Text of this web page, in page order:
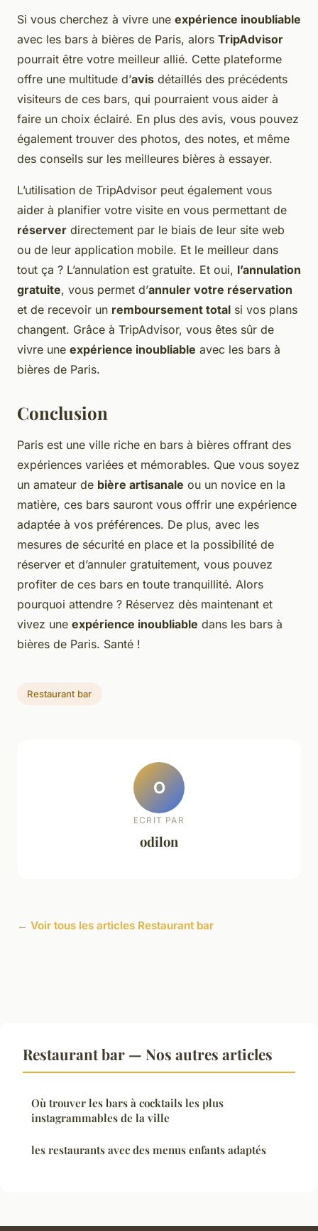
Si vous cherchez à vivre une expérience inoubliable
avec les bars à bières de Paris, alors TripAdvisor
pourrait être votre meilleur allié. Cette plateforme
offre une multitude d’avis détaillés des précédents
visiteurs de ces bars, qui pourraient vous aider à
faire un choix éclairé. En plus des avis, vous pouvez
également trouver des photos, des notes, et même
des conseils sur les meilleures bières à essayer.
L’utilisation de TripAdvisor peut également vous
aider à planifier votre visite en vous permettant de
réserver directement par le biais de leur site web
ou de leur application mobile. Et le meilleur dans
tout ça ? L’annulation est gratuite. Et oui, l’annulation
gratuite, vous permet d’annuler votre réservation
et de recevoir un remboursement total si vos plans
changent. Grâce à TripAdvisor, vous êtes sûr de
vivre une expérience inoubliable avec les bars à
bières de Paris.
Conclusion
Paris est une ville riche en bars à bières offrant des
expériences variées et mémorables. Que vous soyez
un amateur de bière artisanale ou un novice en la
matière, ces bars sauront vous offrir une expérience
adaptée à vos préférences. De plus, avec les
mesures de sécurité en place et la possibilité de
réserver et d’annuler gratuitement, vous pouvez
profiter de ces bars en toute tranquillité. Alors
pourquoi attendre ? Réservez dès maintenant et
vivez une expérience inoubliable dans les bars à
bières de Paris. Santé !
Restaurant bar
O
ECRIT PAR
odilon
← Voir tous les articles Restaurant bar
Restaurant bar — Nos autres articles
Où trouver les bars à cocktails les plus
instagrammables de la ville
les restaurants avec des menus enfants adaptés